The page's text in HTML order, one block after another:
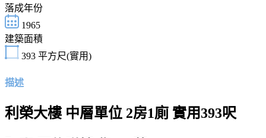
落成年份
1965
建築面積
393 平方尺(實用)
描述
利榮大樓 中層單位 2房1廁 實用393呎